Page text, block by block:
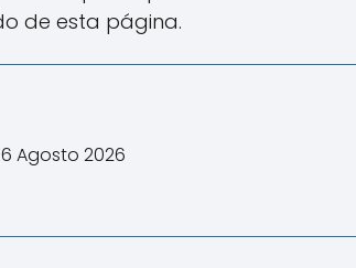
de esta página.
Agosto 2026